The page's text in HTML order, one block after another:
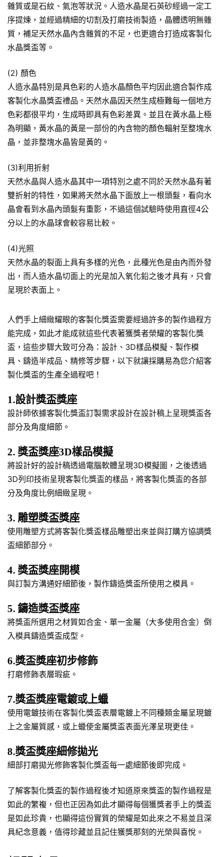
雜質或是石紋、氣泡等狀況。人造水晶是石英砂經過一定工
序提煉，並經過精細的切割及打磨技術製造，晶體透明無雜
質，補足天然水晶內含雜質的不足，也更適合打造成客製化
水晶獎盃等。
(2) 顏色
人造水晶特別是具色彩的人造水晶顏色平均因此適合製作成
客製化水晶獎盃禮品。天然水晶因天然生成極難每一個地方
色彩都很平均，生成時即具有色彩差異。並且在黃水晶上極
為明顯，黃水晶的黃是一部份的內含物的顏色輻射至整塊水
晶，並非整塊水晶皆是黃的。
(3)利用折射
天然水晶與人造水晶其中一項特別之處不同於天然水晶有著
雙折射的特性，如果將天然水晶下面放上一根頭髮，看向水
晶會看到水晶內頭髮有重影，不過這個試驗時使用直徑4公
分以上的水晶球會較容易比較。
(4)光照
天然水晶的裂面上具有多樣的光色，此種光色是由內而外發
出，而人造水晶切面上的光是加入氧化鉛之後才具有，只會
呈現於表面上。
人們手上細緻耀眼的客製化獎盃需要經過許多的製作過程方
能完成，如此才能成就這些代表著獲獎者榮耀的客製化獎
盃，這些步驟大致可分為：設計、3D樣品模擬、製作模
具、鑄造半成品、精修等步驟，以下就讓採購易為您介紹客
製化獎盃的生產全過程吧！
1.設計獎盃獎座
設計師依據客製化獎盃訂製需求設計在設計稿上呈現獎盃各
部分及角度細節。
2. 獎盃獎座3D樣品模擬
將設計好的設計稿透過電腦軟體呈現3D模擬圖，之後透過
3D列印技術呈現客製化獎盃的樣品，將客製化獎盃的各部
分及角度比例細緻呈現。
3. 雕塑獎盃獎座
使用雕塑方式將客製化獎盃樣品雕塑出來並與訂購方協調獎
盃細節部分。
4. 獎盃獎座開模
與訂製方溝通好細節後，製作鑄造獎盃所使用之模具。
5. 鑄造獎盃獎座
將獎盃所選用之材質如合金、單一金屬（大多使用合金）倒
入模具鑄造獎盃成型。
6.獎盃獎座初步修飾
打磨修飾表層瑕疵。
7.獎盃獎座電鍍或上蠟
使用電鍍技術在客製化獎盃表層電鍍上不同種類金屬呈現鍍
上之金屬質感，或上蠟使金屬獎盃表面光澤呈現更佳。
8.獎盃獎座細修拋光
細部打磨拋光修飾客製化獎盃每一處細節後即完成。
了解客製化獎盃的製作過程後才知道原來獎盃的製作過程是
如此的繁複，但也正因為如此才顯得每個獲獎者手上的獎盃
是如此珍貴，也顯得這份實質的榮耀是如此來之不易並且深
具紀念意義，值得珍藏並且記住獲獎那刻的光榮與喜悅。